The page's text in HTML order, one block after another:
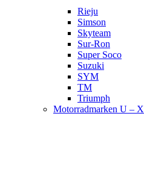
Rieju
Simson
Skyteam
Sur-Ron
Super Soco
Suzuki
SYM
TM
Triumph
Motorradmarken U – X